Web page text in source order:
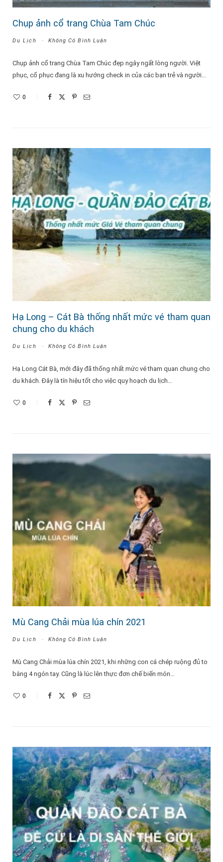
Chụp ảnh cổ trang Chùa Tam Chúc
Du Lịch Không Có Bình Luận
Chụp ảnh cổ trang Chùa Tam Chúc đẹp ngây ngất lòng người. Việt
phục, cổ phục đang là xu hướng check in của các bạn trẻ và người…
0
Hạ Long – Cát Bà thống nhất mức vé tham quan
chung cho du khách
Du Lịch Không Có Bình Luận
Hạ Long Cát Bà, mới đây đã thống nhất mức vé tham quan chung cho
du khách. Đây là tín hiệu tốt cho việc quy hoạch du lịch…
0
Mù Cang Chải mùa lúa chín 2021
Du Lịch Không Có Bình Luận
Mù Cang Chải mùa lúa chín 2021, khi những con cá chép ruộng đủ to
bằng 4 ngón tay. Cũng là lúc lên thực đơn chế biến món…
0